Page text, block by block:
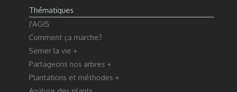
Thématiques
J'AGIS
Comment ça marche?
Semer la vie +
Partageons nos arbres +
Plantations et méthodes +